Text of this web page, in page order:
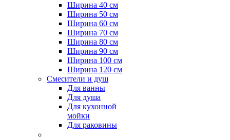
Ширина 40 см
Ширина 50 см
Ширина 60 см
Ширина 70 см
Ширина 80 см
Ширина 90 см
Ширина 100 см
Ширина 120 см
Смесители и душ
Для ванны
Для душа
Для кухонной
мойки
Для раковины